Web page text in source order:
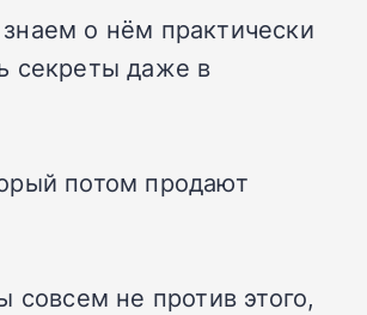
о нём практически
секреты даже в
потом продают
не против этого,